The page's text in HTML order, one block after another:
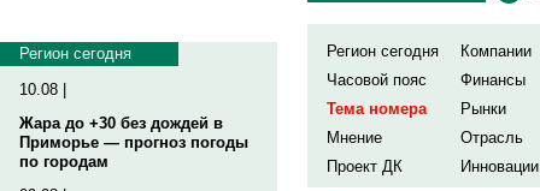
Регион сегодня
10.08 |
Жара до +30 без дождей в
Приморье — прогноз погоды
по городам
Регион сегодня
Компании
Часовой пояс
Финансы
Тема номера
Рынки
Мнение
Отрасль
Проект ДК
Инновации